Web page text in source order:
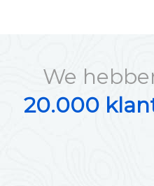
We
20.000